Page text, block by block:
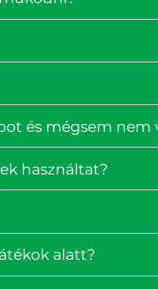
és mégsem nem
használtat?
alatt?